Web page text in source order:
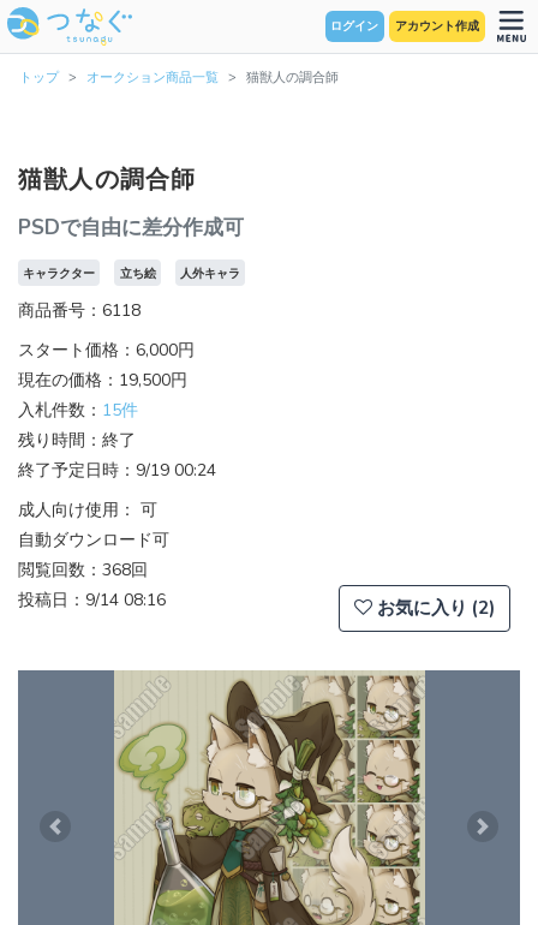
ログイン アカウント作成
トップ オークション商品一覧 猫獣人の調合師
猫獣人の調合師
PSDで自由に差分作成可
キャラクター 立ち絵 人外キャラ
商品番号：6118
スタート価格：6,000円
現在の価格：19,500円
入札件数： 15件
残り時間：終了
終了予定日時：9/19 00:24
成人向け使用： 可
自動ダウンロード可
閲覧回数：368回
投稿日：9/14 08:16
お気に入り (2)
Previous Next